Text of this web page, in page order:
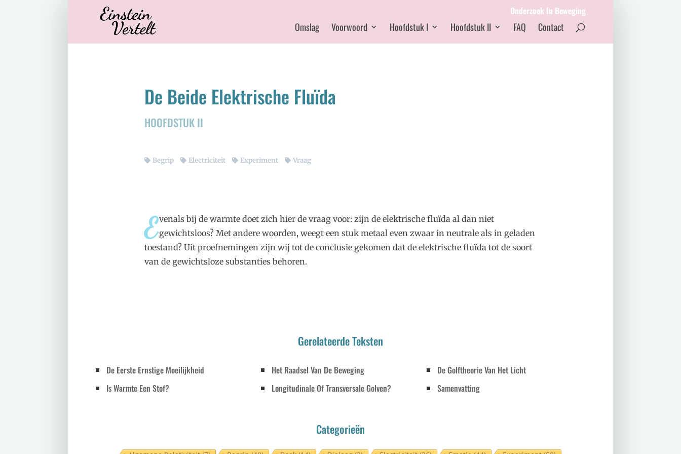
Onderzoek In Beweging
Omslag Voorwoord Hoofdstuk I Hoofdstuk II FAQ Contact
De Beide Elektrische Fluïda
HOOFDSTUK II
Begrip Electriciteit Experiment Vraag
Evenals bij de warmte doet zich hier de vraag voor: zijn de elektrische fluïda al dan niet
gewichtsloos? Met andere woorden, weegt een stuk metaal even zwaar in neutrale als in geladen
toestand? Uit proefnemingen zijn wij tot de conclusie gekomen dat de elektrische fluïda tot de soort
van de gewichtsloze substanties behoren.
Gerelateerde Teksten
De Eerste Ernstige Moeilijkheid Het Raadsel Van De Beweging
De Golftheorie Van Het Licht
Is Warmte Een Stof?
Longitudinale Of Transversale Golven? Samenvatting
Categorieën